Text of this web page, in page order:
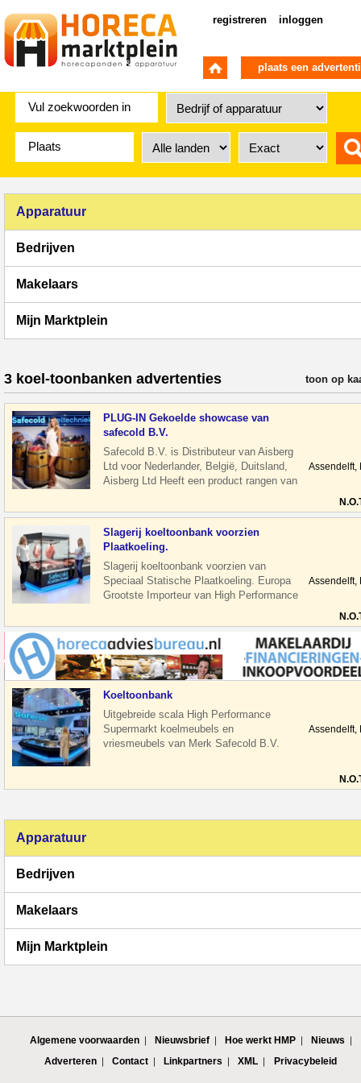
registreren inloggen
plaats een
Apparatuur
Bedrijven
Makelaars
Mijn Marktplein
3 koel-toonbanken advertenties verfijn
toon op
PLUG-IN Gekoelde showcase van
safecold B.V.
Safecold B.V. is Distributeur van Aisberg
Ltd voor Nederlander, België, Duitsland,
Aisberg Ltd Heeft een product rangen van
Assendelft,
Slagerij koeltoonbank voorzien
Plaatkoeling.
Slagerij koeltoonbank voorzien van
Speciaal Statische Plaatkoeling. Europa
Grootste Importeur van High Performance
Assendelft,
Koeltoonbank
Uitgebreide scala High Performance
Supermarkt koelmeubels en
vriesmeubels van Merk Safecold B.V.
Assendelft,
Apparatuur
Bedrijven
Makelaars
Mijn Marktplein
Algemene voorwaarden Nieuwsbrief Hoe werkt HMP
Nieuws
Adverteren
Contact Linkpartners XML Privacybeleid